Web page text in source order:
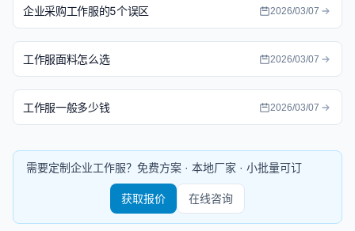
企业采购工作服的5个误区 2026/03/07
工作服面料怎么选 2026/03/07
工作服一般多少钱 2026/03/07
需要定制企业工作服？免费方案 · 本地厂家 · 小批量可订
获取报价 在线咨询